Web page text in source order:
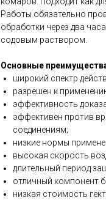
Работы обязательно
обработки через два
содовым раствором.
Основные
широкий спектр
разрешен к
эффективность
эффективен против
соединениям;
низкие нормы
высокая скорость
длительный период
отличный компонент
низкая стоимость